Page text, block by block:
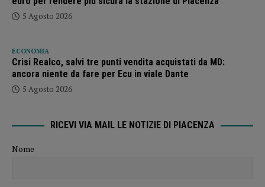
5 Agosto 2026
ECONOMIA
Crisi Realco, salvi tre punti vendita acquistati da MD:
ancora niente da fare per Ecu in viale Dante
5 Agosto 2026
RICEVI VIA MAIL LE NOTIZIE DI PIACENZA
Nome